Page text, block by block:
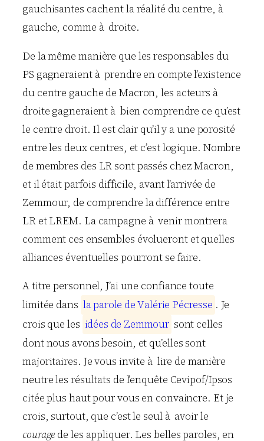
gauchisantes cachent la réalité du centre, à
gauche, comme à droite.
De la même manière que les responsables du
PS gagneraient à prendre en compte l’existence
du centre gauche de Macron, les acteurs à
droite gagneraient à bien comprendre ce qu’est
le centre droit. Il est clair qu’il y a une porosité
entre les deux centres, et c’est logique. Nombre
de membres des LR sont passés chez Macron,
et il était parfois difficile, avant l’arrivée de
Zemmour, de comprendre la différence entre
LR et LREM. La campagne à venir montrera
comment ces ensembles évolueront et quelles
alliances éventuelles pourront se faire.
A titre personnel, J’ai une confiance toute
limitée dans laparole deValérie Pécresse . Je
crois que les idées de Zemmour sont celles
dont nous avons besoin, et qu’elles sont
majoritaires. Je vous invite à lire de manière
neutre les résultats de l’enquête Cevipof/Ipsos
citée plus haut pour vous en convaincre. Et je
crois, surtout, que c’est le seul à avoir le
couragede les appliquer. Les belles paroles, en